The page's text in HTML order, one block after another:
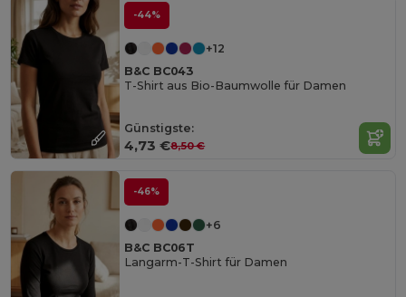
-44%
+12
B&C BC043
T-Shirt aus Bio-Baumwolle für Damen
Günstigste:
4,73 €8,50 €
-46%
+6
B&C BC06T
Langarm-T-Shirt für Damen